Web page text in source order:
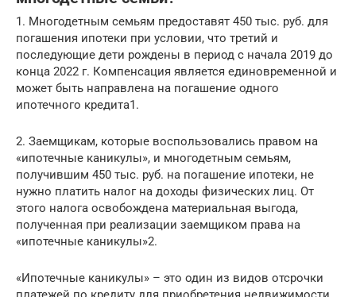
1. Многодетным семьям предоставят 450 тыс. руб. для
погашения ипотеки при условии, что третий и
последующие дети рождены в период с начала 2019 до
конца 2022 г. Компенсация является единовременной и
может быть направлена на погашение одного
ипотечного кредита1.
2. Заемщикам, которые воспользовались правом на
«ипотечные каникулы», и многодетным семьям,
получившим 450 тыс. руб. на погашение ипотеки, не
нужно платить налог на доходы физических лиц. От
этого налога освобождена материальная выгода,
полученная при реализации заемщиком права на
«ипотечные каникулы»2.
«Ипотечные каникулы» – это один из видов отсрочки